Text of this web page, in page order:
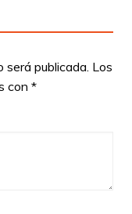
será publicada. Los
con *